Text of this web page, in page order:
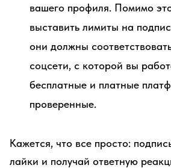
вашего профиля. Помимо
выставить лимиты на
они должны
соцсети, с которой вы
бесплатные и платные
проверенные.
Кажется, что все просто:
лайки и получай ответную